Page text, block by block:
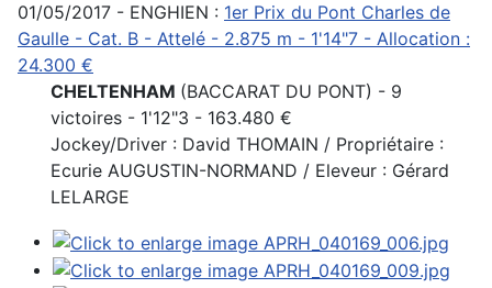
01/05/2017 - ENGHIEN : 1er Prix du Pont Charles de
Gaulle - Cat. B - Attelé - 2.875 m - 1'14"7 - Allocation :
24.300 €
CHELTENHAM (BACCARAT DU PONT) - 9
victoires - 1'12"3 - 163.480 €
Jockey/Driver : David THOMAIN / Propriétaire :
Ecurie AUGUSTIN-NORMAND / Eleveur : Gérard
LELARGE